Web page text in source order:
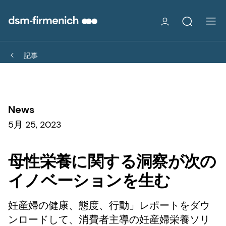
記事
News
5月 25, 2023
母性栄養に関する洞察が次の
イノベーションを生む
妊産婦の健康、態度、行動」レポートをダウ
ンロードして、消費者主導の妊産婦栄養ソリ